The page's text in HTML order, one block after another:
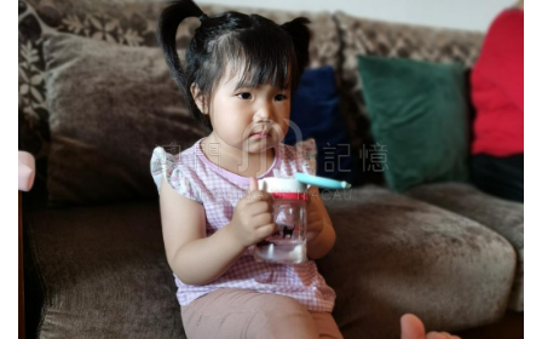
閣
寺
廟
巴
士